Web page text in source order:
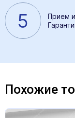
5
Прием
Похожие